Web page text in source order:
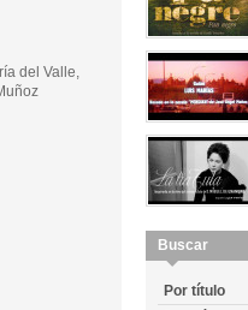
del Valle,
Buscar
Por título